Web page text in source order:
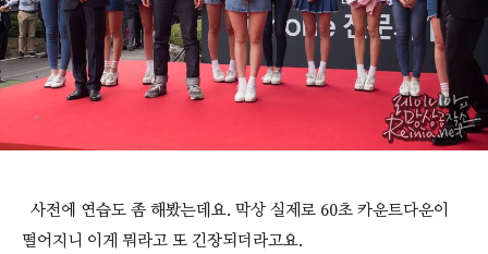
사전에 연습도 좀 해봤는데요. 막상 실제로 60초 카운트다운이
떨어지니 이게 뭐라고 또 긴장되더라고요.